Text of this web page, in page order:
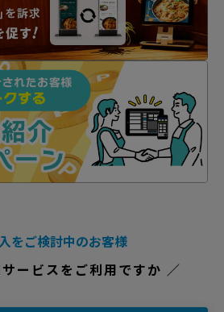
をご検討中のお客様
ービスをご利用ですか ／